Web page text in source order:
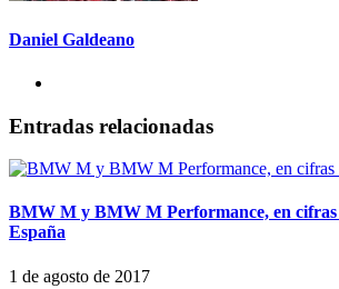
Daniel Galdeano
Entradas relacionadas
BMW M y BMW M Performance, en cifras
España
1 de agosto de 2017